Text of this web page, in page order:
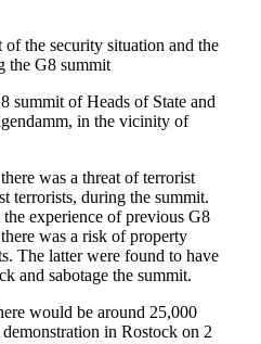
of the security situation and the
the G8 summit
summit of Heads of State and
in the vicinity of
was a threat of terrorist
terrorists, during the summit.
experience of previous G8
was a risk of property
The latter were found to have
and sabotage the summit.
would be around 25,000
in Rostock on 2